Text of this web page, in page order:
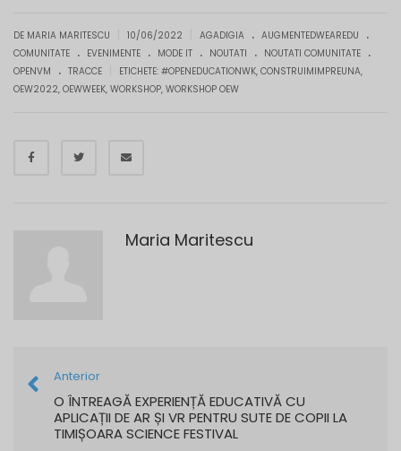
DE MARIA MARITESCU 10/06/2022 AGADIGIA . AUGMENTEDWEAREDU .
COMUNITATE . EVENIMENTE . MODE IT . NOUTATI . NOUTATI COMUNITATE .
OPENVM . TRACCE ETICHETE: #OPENEDUCATIONWK, CONSTRUIMIMPREUNA,
OEW2022, OEWWEEK, WORKSHOP, WORKSHOP OEW
Maria Maritescu
Anterior
O ÎNTREAGĂ EXPERIENȚĂ EDUCATIVĂ CU
APLICAȚII DE AR ȘI VR PENTRU SUTE DE COPII LA
TIMIȘOARA SCIENCE FESTIVAL